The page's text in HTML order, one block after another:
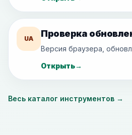
UA Проверка
Версия браузера,
Открыть→
Весь каталог инструментов →